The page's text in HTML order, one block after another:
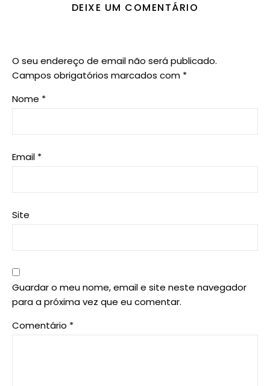
DEIXE UM COMENTÁRIO
O seu endereço de email não será publicado.
Campos obrigatórios marcados com *
Nome *
Email *
Site
Guardar o meu nome, email e site neste navegador
para a próxima vez que eu comentar.
Comentário *